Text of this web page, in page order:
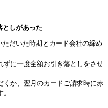
としがあった
だいた時期とカード会社の締め
ずに一度全額お引き落としをさせ
くか、翌月のカードご請求時に赤